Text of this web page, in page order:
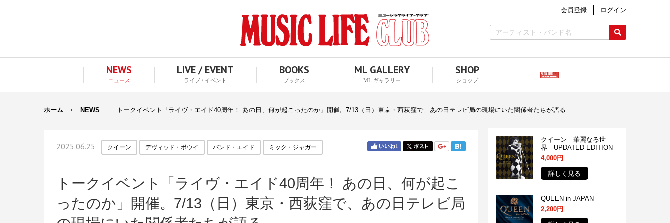
会員登録 ログイン
NEWS
ニュース
LIVE / EVENT
ライブ / イベント
BOOKS
ブックス
ML GALLERY
ML ギャラリー
SHOP
ショップ
ホーム NEWS トークイベント「ライヴ・エイド40周年！ あの日、何が起こったのか」開催。7/13（日）東京・西荻窪で、あの日テレビ局の現場にいた関係者たちが語る
2025.06.25 クイーン デヴィッド・ボウイ バンド・エイド ミック・ジャガー
トークイベント「ライヴ・エイド40周年！ あの日、何が起こ
ったのか」開催。7/13（日）東京・西荻窪で、あの日テレビ局
クイーン 華麗なる世
界 UPDATED EDITION
4,000円
詳しく見る
QUEEN in JAPAN
2,200円